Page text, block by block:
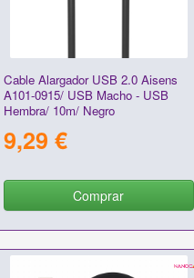
Cable Alargador USB 2.0 Aisens
A101-0915/ USB Macho - USB
Hembra/ 10m/ Negro
9,29 €
Comprar